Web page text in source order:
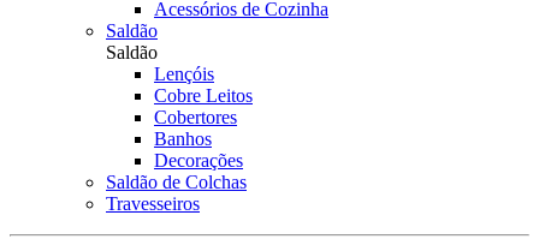
Acessórios de Cozinha
Saldão
Saldão
Lençóis
Cobre Leitos
Cobertores
Banhos
Decorações
Saldão de Colchas
Travesseiros